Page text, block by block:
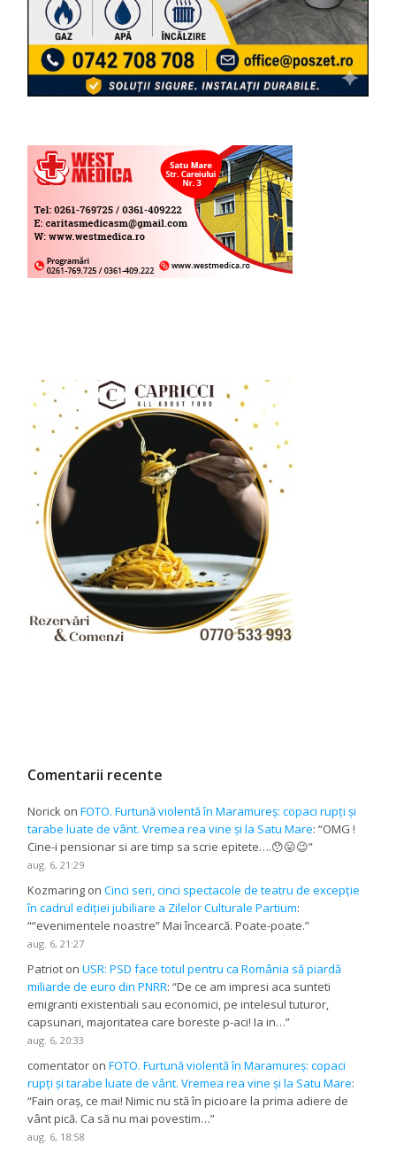
Comentarii recente
Norick onFOTO. Furtună violentă în Maramureș: copaci rupți și
tarabe luate de vânt. Vremea rea vine și la Satu Mare: “OMG !
Cine-i pensionar si are timp sa scrie epitete….😯😛😉”
aug. 6, 21:29
Kozmaring onCinci seri, cinci spectacole de teatru de excepție
în cadrul ediției jubiliare a Zilelor Culturale Partium:
““evenimentele noastre” Mai încearcă. Poate-poate.”
aug. 6, 21:27
Patriot onUSR: PSD face totul pentru ca România să piardă
miliarde de euro din PNRR: “De ce am impresi aca sunteti
emigranti existentiali sau economici, pe intelesul tuturor,
capsunari, majoritatea care boreste p-aci! Ia in…”
aug. 6, 20:33
comentator onFOTO. Furtună violentă în Maramureș: copaci
rupți și tarabe luate de vânt. Vremea rea vine și la Satu Mare:
“Fain oraș, ce mai! Nimic nu stă în picioare la prima adiere de
vânt pică. Ca să nu mai povestim…”
aug. 6, 18:58